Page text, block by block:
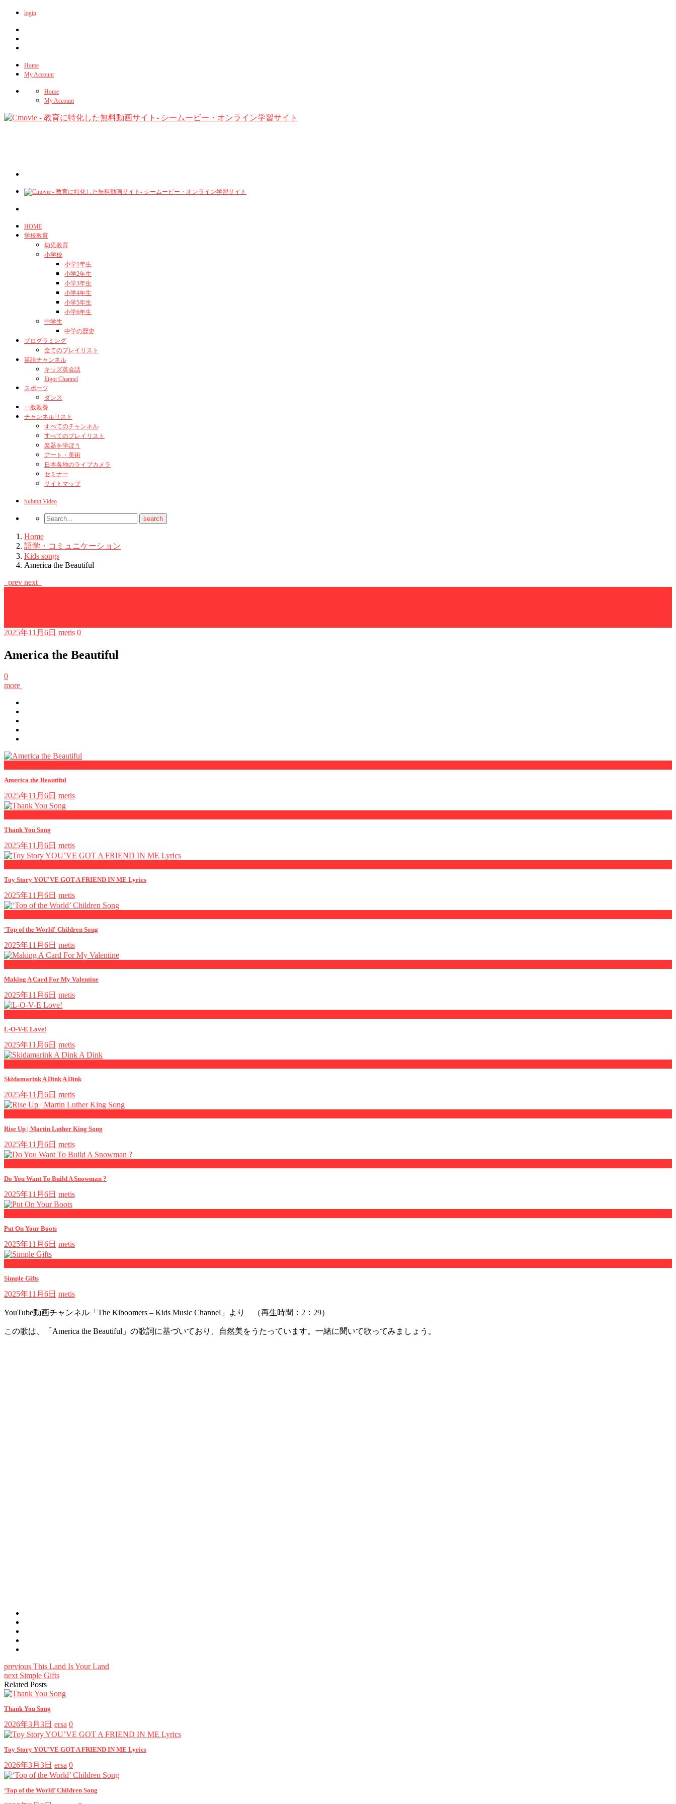
login
Home
My Account
Home
My Account
HOME
学校教育
幼児教育
小学校
小学1年生
小学2年生
小学3年生
小学4年生
小学5年生
小学6年生
中学生
中学の歴史
プログラミング
全てのプレイリスト
英語チャンネル
キッズ英会話
Eigot Channel
スポーツ
ダンス
一般教養
チャンネルリスト
すべてのチャンネル
すべてのプレイリスト
楽器を学ぼう
アート・美術
日本各地のライブカメラ
セミナー
サイトマップ
Submit Video
Home
語学・コミュニケーション
Kids songs
America the Beautiful
prev next
2025年11月6日 metis 0
America the Beautiful
0
more
America the Beautiful
2025年11月6日 metis
Thank You Song
2025年11月6日 metis
Toy Story YOU'VE GOT A FRIEND IN ME Lyrics
2025年11月6日 metis
'Top of the World' Children Song
2025年11月6日 metis
Making A Card For My Valentine
2025年11月6日 metis
L-O-V-E Love!
2025年11月6日 metis
Skidamarink A Dink A Dink
2025年11月6日 metis
Rise Up | Martin Luther King Song
2025年11月6日 metis
Do You Want To Build A Snowman ?
2025年11月6日 metis
Put On Your Boots
2025年11月6日 metis
Simple Gifts
2025年11月6日 metis
YouTube動画チャンネル「The Kiboomers – Kids Music Channel」より （再生時間：2：29）
この歌は、「America the Beautiful」の歌詞に基づいており、自然美をうたっています。一緒に聞いて歌ってみましょう。
previous This Land Is Your Land
next Simple Gifts
Related Posts
Thank You Song
2026年3月3日 ersa 0
Toy Story YOU’VE GOT A FRIEND IN ME Lyrics
2026年3月3日 ersa 0
‘Top of the World’ Children Song